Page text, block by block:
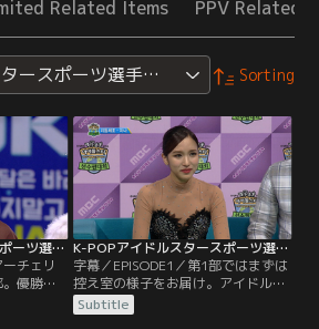
Related Items PPV Related
ースポーツ選手権2016 秋夕Sorting
K-POPアイドルスタースポーツ選手権2016 秋夕 第02話（最終話）／字幕
チェリ
優勝す
そして
ャルマ
K-POPアイドルスタースポーツ選手権2016 秋夕 第01話／字幕
字幕／EPISODE1／第1部ではまずは
控え室の様子をお届け。アイドルた
ちは緊張しているのか？開幕式、選
手宣誓に続き最初の競技はアーチェ
Subtitle